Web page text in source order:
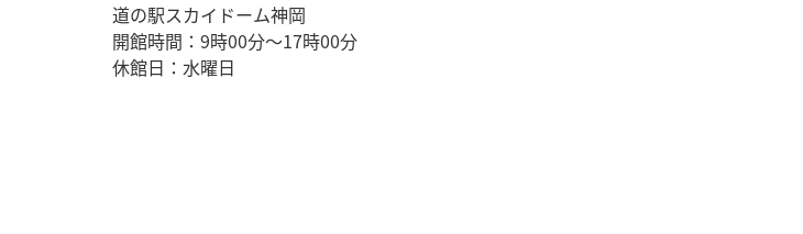
道の駅スカイドーム神岡
開館時間：9時00分～17時00分
休館日：水曜日